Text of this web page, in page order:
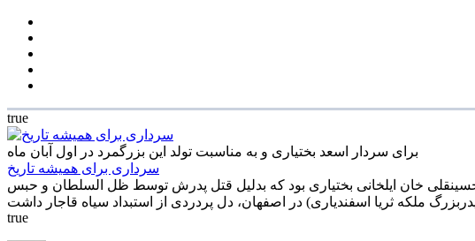
true
برای سردار اسعد بختیاری و به مناسبت تولد این بزرگمرد در اول آبان ماه
سرداری برای همیشه تاریخ
خان ایلخانی بختیاری بود که بدلیل قتل پدرش توسط ظل السلطان و حبس
true